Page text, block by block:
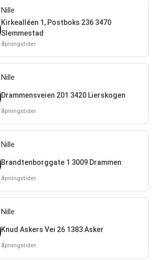
Nille
Kirkealléen 1, Postboks 236 3470
Slemmestad
åpningstider
Nille
Drammensveien 201 3420 Lierskogen
åpningstider
Nille
Brandtenborggate 1 3009 Drammen
åpningstider
Nille
Knud Askers Vei 26 1383 Asker
åpningstider